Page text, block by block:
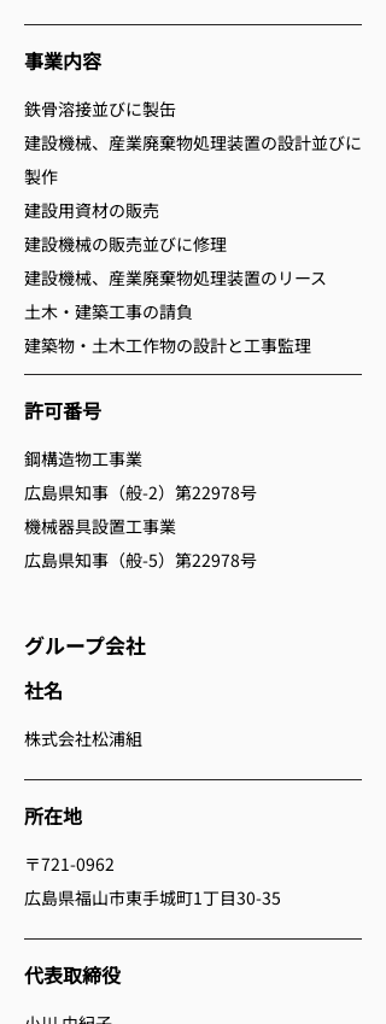
事業内容
鉄骨溶接並びに製缶
建設機械、産業廃棄物処理装置の設計並びに
製作
建設用資材の販売
建設機械の販売並びに修理
建設機械、産業廃棄物処理装置のリース
土木・建築工事の請負
建築物・土木工作物の設計と工事監理
許可番号
鋼構造物工事業
広島県知事（般-2）第22978号
機械器具設置工事業
広島県知事（般-5）第22978号
グループ会社
​社名
株式会社松浦組
所在地
〒721-0962
広島県福山市東手城町1丁目30-35
代表取締役